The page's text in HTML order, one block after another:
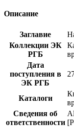
Описание
Заглавие
Коллекции ЭК
РГБ
Дата
поступления в
ЭК РГБ
Каталоги
Сведения об
ответственности